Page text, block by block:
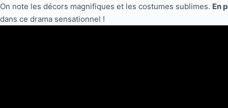
On note les décors magnifiques et les costumes sublimes. En
dans ce drama sensationnel !